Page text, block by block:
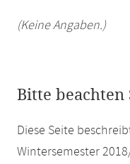
(Keine Angaben.)
Bitte beachten
Diese Seite
Wintersemester